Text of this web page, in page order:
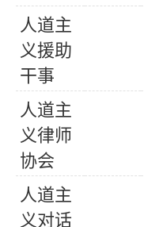
人道主
义援助
干事
人道主
义律师
协会
人道主
义对话